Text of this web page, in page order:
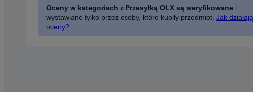
Oceny w kategoriach z Przesyłką OLX są weryfikowane i
wystawiane tylko przez osoby, które kupiły przedmiot. Jak działają
oceny?